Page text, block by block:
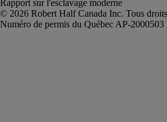
Rapport sur l'esclavage moderne
Robert Half Canada Inc. Tous